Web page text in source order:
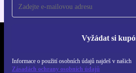
Vyžádat si
Informace o použití osobních údajů najdeš v našich
Zásadách ochrany osobních údajů
REFURBED ČESKO -
SLEDUJ NÁS